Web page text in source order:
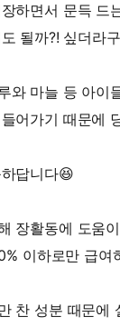
하면서 문득 드
될까?! 싶더라
와 마늘 등 아이
어가기 때문에
답니다😆
장활동에 도움
이하로만 급여
찬 성분 때문에